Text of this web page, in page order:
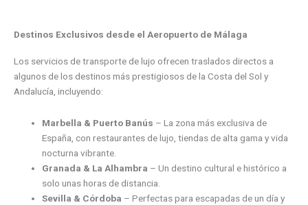
Destinos Exclusivos desde el Aeropuerto de Málaga
Los servicios de transporte de lujo ofrecen traslados directos a
algunos de los destinos más prestigiosos de la Costa del Sol y
Andalucía, incluyendo:
Marbella & Puerto Banús – La zona más exclusiva de
España, con restaurantes de lujo, tiendas de alta gama y vida
nocturna vibrante.
Granada & La Alhambra – Un destino cultural e histórico a
solo unas horas de distancia.
Sevilla & Córdoba – Perfectas para escapadas de un día y